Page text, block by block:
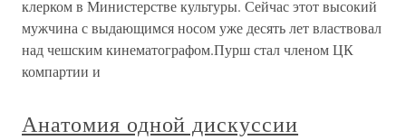
клерком в Министерстве культуры. Сейчас этот высокий
мужчина с выдающимся носом уже десять лет властвовал
над чешским кинематографом.Пурш стал членом ЦК
компартии и
Анатомия одной дискуссии